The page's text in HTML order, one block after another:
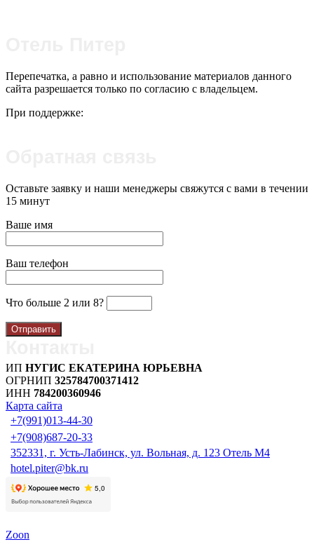
Перепечатка, а равно и использование материалов данного
сайта разрешается только по согласию с владельцем.
При поддержке:
Оставьте заявку и наши менеджеры свяжутся с вами в течении
15 минут
Ваше имя
Ваш телефон
Что больше 2 или 8?
ИП НУГИС ЕКАТЕРИНА ЮРЬЕВНА
ОГРНИП 325784700371412
ИНН 784200360946
Карта сайта
+7(991)013-44-30
‪+7(908)687-20-33
352331, г. Усть-Лабинск, ул. Вольная, д. 123 Отель М4
hotel.piter@bk.ru
Zoon